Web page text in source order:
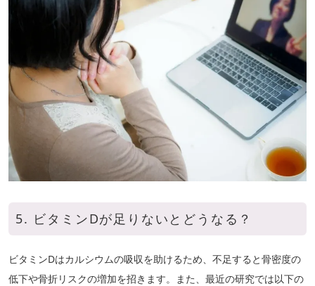
5. ビタミンDが足りないとどうなる？
ビタミンDはカルシウムの吸収を助けるため、不足すると骨密度の
低下や骨折リスクの増加を招きます。また、最近の研究では以下の